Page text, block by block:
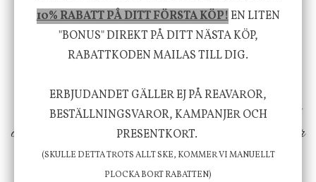
Vi vill förmedla känsla, upplevelse och
välbefinnande för dig och ditt hem! Med
inspiration från naturen och dess färgpalett
erbjuder vi omsorgsfullt utvalda produkter som
ökar trivsel i ditt hem och ger det lilla extra för
att öka ditt välmående!
10% RABATT PÅ DITT FÖRSTA KÖP!EN LITEN
"BONUS" DIREKT PÅ DITT NÄSTA KÖP,
RABATTKODEN MAILAS TILL DIG.
ERBJUDANDET GÄLLER EJ PÅ REAVAROR,
BESTÄLLNINGSVAROR, KAMPANJER OCH
PRESENTKORT.
(SKULLE DETTA TROTS ALLT SKE, KOMMER VI MANUELLT
PLOCKA BORT RABATTEN)